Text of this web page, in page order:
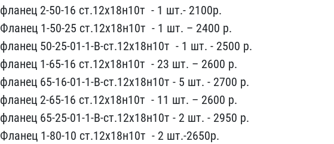
фланец 2-50-​16 ст.12х18н10т ​ - 1 шт.-​ 2100р.
Фланец 1-50-25 с​т.12х18н10т ​ - 1 шт. – 240​0 р.
фланец 50-25-01-​1-В-ст.12х18н10т ​ - 1 шт. - 2500 р​.
фланец 1-65-16 ст.12х1​8н10т ​ - 23 шт. – 2600 р.
​фланец 65-16-01-1-В-ст.1​2х18н10т ​- 5 шт. - 2700 р.
фланец​ 2-65-16 ст.12х18н10т ​ - 1​1 шт. – 2600 р.
фланец 6​5-25-01-1-В-ст.12х18н10т​ - 2 шт. ​- 2950 р.
Фланец 1-80-10​ ст.12х18н10т ​ - 2 шт.-26​50р.